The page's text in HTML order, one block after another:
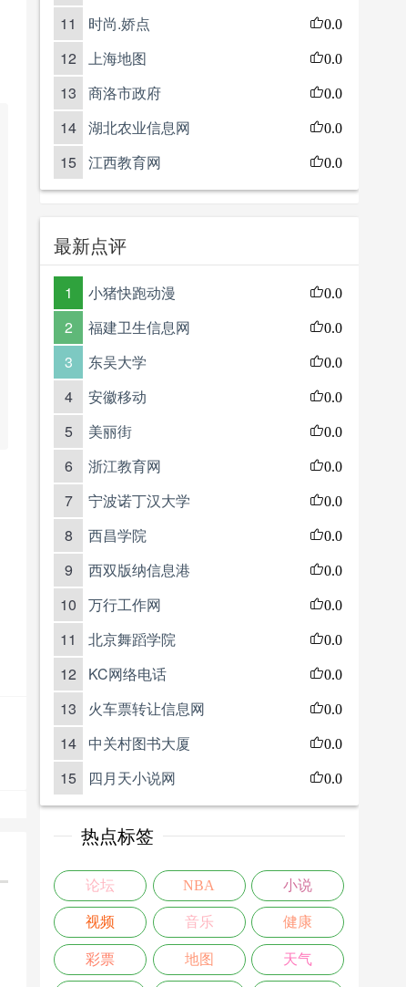
11 时尚.娇点 0.0
12 上海地图 0.0
13 商洛市政府 0.0
14 湖北农业信息网 0.0
15 江西教育网 0.0
最新点评
1 小猪快跑动漫 0.0
2 福建卫生信息网 0.0
3 东吴大学 0.0
4 安徽移动 0.0
5 美丽街 0.0
6 浙江教育网 0.0
7 宁波诺丁汉大学 0.0
8 西昌学院 0.0
9 西双版纳信息港 0.0
10 万行工作网 0.0
11 北京舞蹈学院 0.0
12 KC网络电话 0.0
13 火车票转让信息网 0.0
14 中关村图书大厦 0.0
15 四月天小说网 0.0
热点标签
论坛 NBA 小说
视频 音乐 健康
彩票 地图 天气